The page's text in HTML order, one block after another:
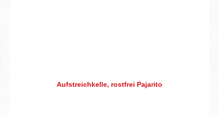
Aufstreichkelle, rostfrei Pajarito